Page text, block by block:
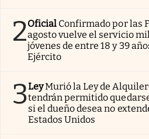
2Oficial Confirmado por las
agosto vuelve el servicio
jóvenes de entre 18 y 39
Ejército
3LeyMurió la Ley de
tendrán permitido
si el dueño desea no
Estados Unidos